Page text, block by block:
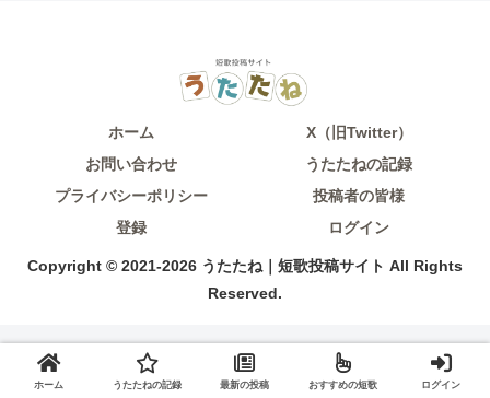
ホーム
X（旧Twitter）
お問い合わせ
うたたねの記録
プライバシーポリシー
投稿者の皆様
登録
ログイン
Copyright © 2021-2026 うたたね｜短歌投稿サイト All Rights
Reserved.
ホーム うたたねの記録 最新の投稿 おすすめの短歌 ログイン